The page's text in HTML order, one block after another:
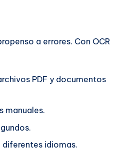
a errores. Con OCR
PDF y documentos
manuales.
idiomas.